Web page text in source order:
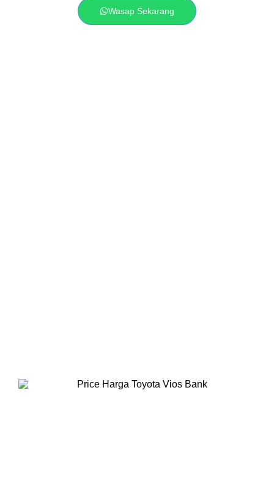
Wasap Sekarang